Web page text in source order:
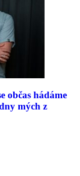
občas hádáme
mých z